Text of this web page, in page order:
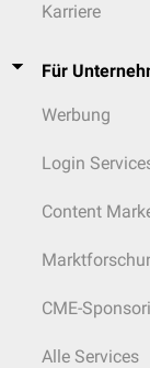
Karriere
Für
Werbung
Login
Content
CME-
Alle Services